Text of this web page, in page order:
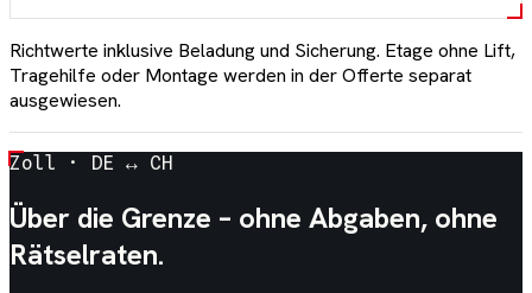
Richtwerte inklusive Beladung und Sicherung. Etage ohne Lift,
Tragehilfe oder Montage werden in der Offerte separat
ausgewiesen.
Zoll · DE ↔ CH
Über die Grenze – ohne Abgaben, ohne
Rätselraten.